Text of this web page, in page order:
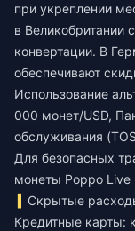
при укреплении
в Великобритании
конвертации. В
обеспечивают
Использование
000 монет/USD,
обслуживания
Для безопасных
монеты Poppo Live
Скрытые
Кредитные карты: